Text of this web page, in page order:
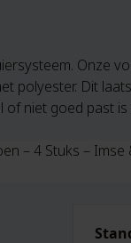
Onze
polyester. Dit
niet goed past
– 4 Stuks –